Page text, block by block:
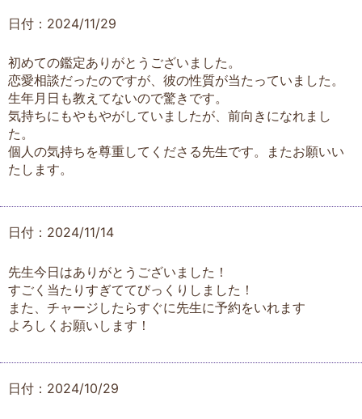
日付：2024/11/29
初めての鑑定ありがとうございました。
恋愛相談だったのですが、彼の性質が当たっていました。
生年月日も教えてないので驚きです。
気持ちにもやもやがしていましたが、前向きになれまし
た。
個人の気持ちを尊重してくださる先生です。またお願いい
たします。
日付：2024/11/14
先生今日はありがとうございました！
すごく当たりすぎててびっくりしました！
また、チャージしたらすぐに先生に予約をいれます
よろしくお願いします！
日付：2024/10/29